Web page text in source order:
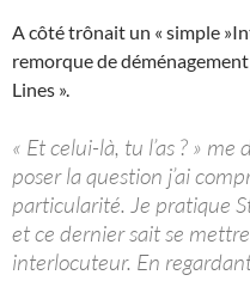
A côté trônait un « simple
remorque de
Lines ».
« Et celui-là, tu l’as ? »
poser la question j’ai
particularité. Je pratique
et ce dernier sait se
interlocuteur. En